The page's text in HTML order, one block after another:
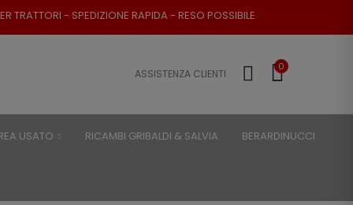
RAPIDA - RESO POSSIBILE
ASSISTENZA CLIENTI
0
USATO RICAMBI GRIBALDI & SALVIA BERARDINUCCI